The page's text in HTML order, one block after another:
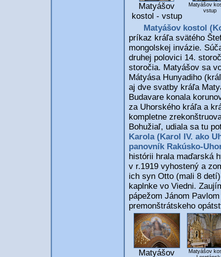
Matyášov
kostol - vstup
Matyášov
vstup
Matyášov kostol
príkaz kráľa svätého
mongolskej invázie.
druhej polovici 14.
storočia. Matyášov sa
Mátyása Hunyadiho
aj dve svatby kráľa
Budavare konala
za Uhorského kráľa a
kompletne
Bohužiaľ, udiala sa tu
Karola (Karol IV. ako
panovník Rakúsko-
histórii hrala maďarská
v r.1919 vyhostený a
ich syn Otto (mali 8
kaplnke vo Viedni.
pápežom Jánom
premonštrátskeho
Matyášov
Matyášov